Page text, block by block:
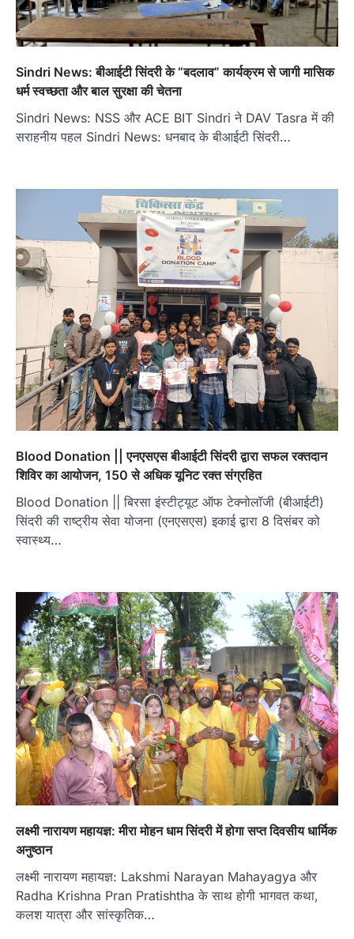
Sindri News: बीआईटी सिंदरी के “बदलाव” कार्यक्रम से जागी मासिक
धर्म स्वच्छता और बाल सुरक्षा की चेतना
Sindri News: NSS और ACE BIT Sindri ने DAV Tasra में की
सराहनीय पहल Sindri News: धनबाद के बीआईटी सिंदरी…
Blood Donation || एनएसएस बीआईटी सिंदरी द्वारा सफल रक्तदान
शिविर का आयोजन, 150 से अधिक यूनिट रक्त संग्रहित
Blood Donation || बिरसा इंस्टीट्यूट ऑफ टेक्नोलॉजी (बीआईटी)
सिंदरी की राष्ट्रीय सेवा योजना (एनएसएस) इकाई द्वारा 8 दिसंबर को
स्वास्थ्य…
लक्ष्मी नारायण महायज्ञ: मीरा मोहन धाम सिंदरी में होगा सप्त दिवसीय धार्मिक
अनुष्ठान
लक्ष्मी नारायण महायज्ञ: Lakshmi Narayan Mahayagya और
Radha Krishna Pran Pratishtha के साथ होगी भागवत कथा,
कलश यात्रा और सांस्कृतिक…